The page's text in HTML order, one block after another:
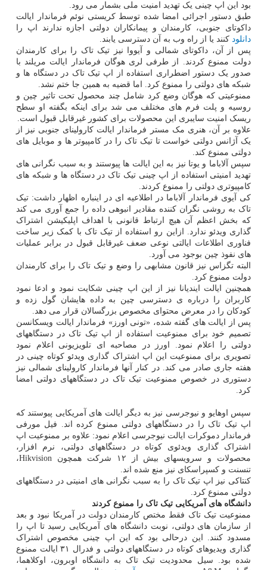
بود این اپ چینی یک تهدید امنیت ملی بشمار می رود.
طبق دستور اجرائی امضا شده توسط کریستی نوئم فرماندار ایالت
داکوتای جنوبی، کارمندان و پیمانکاران دولتی اجازه ندارند اپ را
دانلود کنند یا از راه وب به آن دسترسی یابند.
پس از آن، داکوتای شمالی و آیووا نیز تیک تاک را برای کارمندان
دولت ممنوع کردند. از طرفی لری هوگان فرماندار ایالت مریلند با
صدور یک دستور اضطراری استفاده از اپ تیک تاک در دستگاه ها و
شبکه های دولتی را ممنوع کرد. اما قضیه به همین جا ختم نشد.
ممنوعیتی که هوگان وضع کرد شامل چند محصول تحت تاثیر چین و
روسیه و پلت فرم های مختلف می شد برای اینکه بگفته او سطح
ریسک امنیت سایبری این محصولات برای کشور غیرقابل قبول است.
علاوه بر آن، هنری مک مستر فرماندار ایالت کارولینای جنوبی نیز از
یک آژانس دولتی خواست تا تیک تاک را در کامپیوتر ها و موبایل های
دولتی ممنوع کند.
سپس آلاباما و یوتا نیز به این ایالت ها پیوستند و به سبب نگرانی های
تهدید امنیتی استفاده از اپ چینی تیک تاک در دستگاه ها و شبکه های
کامپیوتری دولتی را ممنوع کردند.
کی آیوی فرماندار آلاباما در اطلاعیه ای در اینباره اظهار داشت: تیک
تاک به روشی نگران کننده مقادیر انبوهی داده را جمع آوری می کند
که بخش اعظم آن هیچ ارتباط قانونی با اهداف اپلیکیشن اشتراک
گذاری ویدئو ندارد. ازاین رو استفاده از تیک تاک با کمک زیر ساخت
فناوری اطلاعات ایالتی نوعی ضعف غیرقابل قبول در برابر عملیات
های نفوذ چین بوجود می آورد.
البته تگزاس نیز قانون مشابهی را وضع و تیک تاک را برای کارمندان
دولت ممنوع کرد.
همچنین ایالت ایندیانا نیز از این اپ چینی شکایت نمود و ادعا نمود
کاربران را درباره ی دسترسی چین به داده هایشان گول زده و
کودکان را در معرض محتوای مخصوص بزرگسالان قرار می دهد.
پس از ایالت های گفته شده، «تونی اورز» فرماندار ایالت ویسکانسن
تصمیم خود برای ممنوعیت استفاده از اپ تیک تاک در دستگاههای
دولتی را اعلام نمود. اورز در مصاحبه ای تلویزیونی اعلام نمود
تصویری برای ممنوعیت این اپ اشتراک گذاری ویدئو کوتاه چینی در
هفته جاری صادر می کند. در کنار آنها فرماندار کارولینای شمالی نیز
دستوری در خصوص ممنوعیت تیک تاک در دستگاههای دولتی امضا
کرد.
سپس اوهایو و نیوجرسی نیز به دیگر ایالت های آمریکایی پیوستند که
اپ تیک تاک را در دستگاههای دولتی ممنوع کرده اند. فیل مورفی
فرماندار دموکرات ایالت نیوجرسی اعلام نمود: علاوه بر ممنوعیت اپ
اشتراک گذاری ویدئوی کوتاه در دستگاههای دولتی، نرم افزار،
محصولات و سرویسهای بیش از ۱۲ شرکت همچون Hikvision،
تنسنت و کسپراسکای نیز منع شده اند.
کنتاکی نیز اپ تیک تاک را به سبب نگرانی های امنیتی در دستگاههای
دولتی ممنوع کرد.
دانشگاه های آمریکایی تیک تاک را ممنوع کردند
ممنوعیت تیک تاک فقط مختص کارمندان دولت در آمریکا نبود و بعد
از سازمان های دولتی، نوبت دانشگاه های آمریکایی رسید تا اپ را
مسدود کنند. این درحالی بود که این اپ چینی مخصوص اشتراک
گذاری ویدیوهای کوتاه در دستگاههای دولتی و فدرال ۳۱ ایالت ممنوع
شده بود. سیل محدودیت تیک تاک به دانشگاه اوبرون، اوکلاهما،